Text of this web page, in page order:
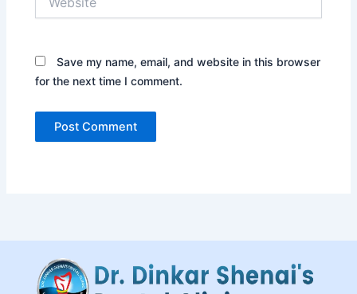
Save my name, email, and website in this browser
for the next time I comment.